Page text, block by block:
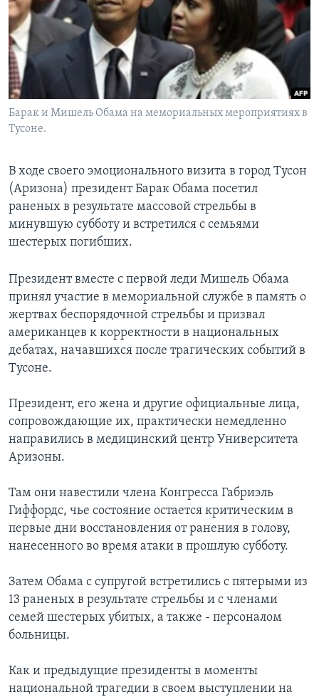
Learning English
СОЦИАЛЬНЫЕ СЕТИ
Языки
Барак и Мишель Обама на мемориальных мероприятиях в
Тусоне.
В ходе своего эмоционального визита в город Тусон
(Аризона) президент Барак Обама посетил
раненых в результате массовой стрельбы в
минувшую субботу и встретился с семьями
шестерых погибших.
Президент вместе с первой леди Мишель Обама
принял участие в мемориальной службе в память о
жертвах беспорядочной стрельбы и призвал
американцев к корректности в национальных
дебатах, начавшихся после трагических событий в
Тусоне.
Президент, его жена и другие официальные лица,
сопровождающие их, практически немедленно
направились в медицинский центр Университета
Аризоны.
Там они навестили члена Конгресса Габриэль
Гиффордс, чье состояние остается критическим в
первые дни восстановления от ранения в голову,
нанесенного во время атаки в прошлую субботу.
Затем Обама с супругой встретились с пятерыми из
13 раненых в результате стрельбы и с членами
семей шестерых убитых, а также - персоналом
больницы.
Как и предыдущие президенты в моменты
национальной трагедии в своем выступлении на